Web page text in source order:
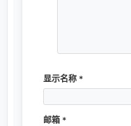
显示名称 *
邮箱 *